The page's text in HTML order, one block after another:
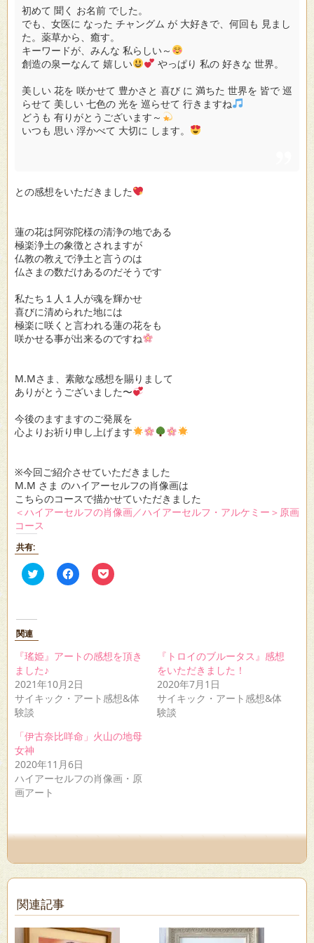
初めて 聞く お名前 でした。
でも、女医に なった チャングム が 大好きで、何回も 見まし
た。薬草から、癒す。
キーワードが、みんな 私らしい～
創造の泉ーなんて 嬉しい
やっぱり 私の 好きな 世界。
美しい 花を 咲かせて 豊かさと 喜び に 満ちた 世界を 皆で 巡
らせて 美しい 七色の 光を 巡らせて 行きますね
どうも 有りがとうございます～
いつも 思い 浮かべて 大切に します。
との感想をいただきました
蓮の花は阿弥陀様の清浄の地である
極楽浄土の象徴とされますが
仏教の教えで浄土と言うのは
仏さまの数だけあるのだそうです
私たち１人１人が魂を輝かせ
喜びに清められた地には
極楽に咲くと言われる蓮の花をも
咲かせる事が出来るのですね
M.Mさま、素敵な感想を賜りまして
ありがとうございました〜
今後のますますのご発展を
心よりお祈り申し上げます
※今回ご紹介させていただきました
M.M さま のハイアーセルフの肖像画は
こちらのコースで描かせていただきました
＜ハイアーセルフの肖像画／ハイアーセルフ・アルケミー＞原画
コース
共有:
ク
リ
有
(新
し
い
ウ
ィ
で
開
ま
す)
Facebook
で
リ
ッ
し
て
く
(新
し
ウ
ィ
ン
ま
ク
リ
ェ
ア
ウ
ウ
で
ま
す)
関連
『瑤姫』アートの感想を頂き
ました♪
2021年10月2日
サイキック・アート感想&体
験談
『トロイのブルータス』感想
をいただきました！
2020年7月1日
サイキック・アート感想&体
験談
「伊古奈比咩命」火山の地母
女神
2020年11月6日
ハイアーセルフの肖像画・原
画アート
関連記事